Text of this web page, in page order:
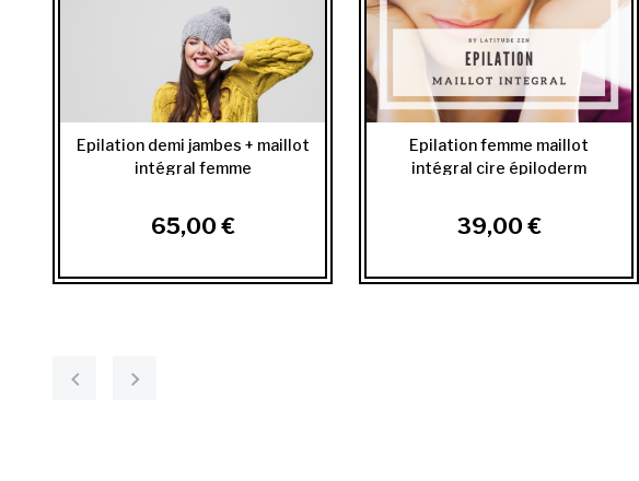
Epilation demi jambes + maillot
intégral femme
65,00 €
Epilation femme maillot
intégral cire épiloderm
39,00 €